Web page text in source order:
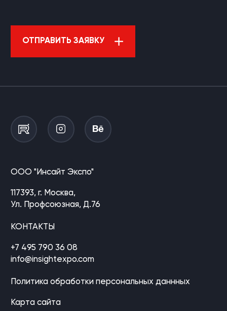
ОТПРАВИТЬ ЗАЯВКУ
ООО "Инсайт Экспо"
117393, г. Москва,
Ул. Профсоюзная, Д.76
КОНТАКТЫ
+7 495 790 36 08
info@insightexpo.com
Политика обработки персональных даннных
Карта сайта